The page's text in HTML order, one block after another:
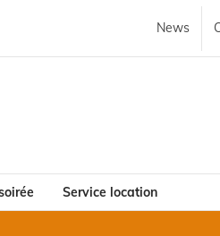
News
Service location